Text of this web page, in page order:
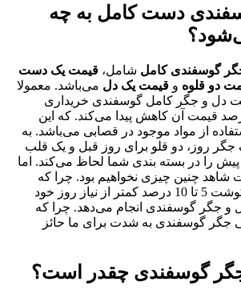
دست کامل به چه
گوسفندی کامل شامل، قیمت یک دست
دو قلوه و قیمت یک دل می‌باشد. معمولا
دل و جگر کامل گوسفندی خریداری
ببین 5 تا 10 درصد قیمت آن کاهش پیدا می‌کند. که این
از مواد موجود در قصابی می‌باشد. به
روز، دو قلو برای روز قبل و یک قلب
برای 4 روز پیش را در بسته بندی شما لحاظ می‌کند. اما
شاهد چنین چیزی نخواهیم بود. چرا که
معمولا فروشگاه الو گوشت 5 تا 10 درصد کمتر از نیاز روز خود
و جگر گوسفندی انجام می‌دهد. چرا که
جگر گوسفندی به شدت برای ما حائز
گوسفندی چقدر است؟